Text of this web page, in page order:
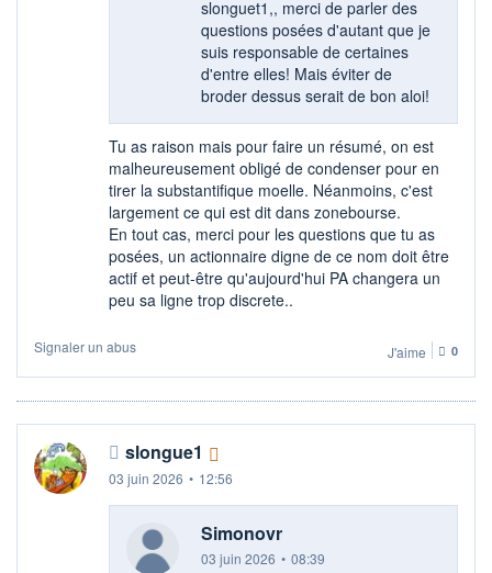
slonguet1,, merci de parler des
questions posées d'autant que je
suis responsable de certaines
d'entre elles! Mais éviter de
broder dessus serait de bon aloi!
Tu as raison mais pour faire un résumé, on est
malheureusement obligé de condenser pour en
tirer la substantifique moelle. Néanmoins, c'est
largement ce qui est dit dans zonebourse.
En tout cas, merci pour les questions que tu as
posées, un actionnaire digne de ce nom doit être
actif et peut-être qu'aujourd'hui PA changera un
peu sa ligne trop discrete..
Signaler un abus J'aime 0
slongue1
03 juin 2026 • 12:56
Simonovr
03 juin 2026 • 08:39